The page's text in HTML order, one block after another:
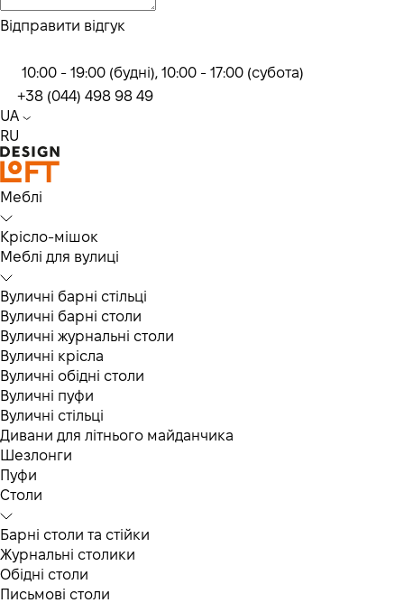
Відправити відгук
10:00 - 19:00 (будні), 10:00 - 17:00 (субота)
+38 (044) 498 98 49
UA
RU
Меблі
Крісло-мішок
Меблі для вулиці
Вуличні барні стільці
Вуличні барні столи
Вуличні журнальні столи
Вуличні крісла
Вуличні обідні столи
Вуличні пуфи
Вуличні стільці
Дивани для літнього майданчика
Шезлонги
Пуфи
Столи
Барні столи та стійки
Журнальні столики
Обідні столи
Письмові столи